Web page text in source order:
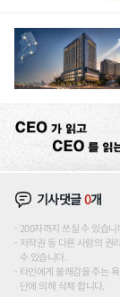
기사댓글0개
200자까지 쓰실 수 있습
저작권 등 다른 사람의 권
수 있습니다.
타인에게 불쾌감을 주는
단에 의해 삭제 합니다.